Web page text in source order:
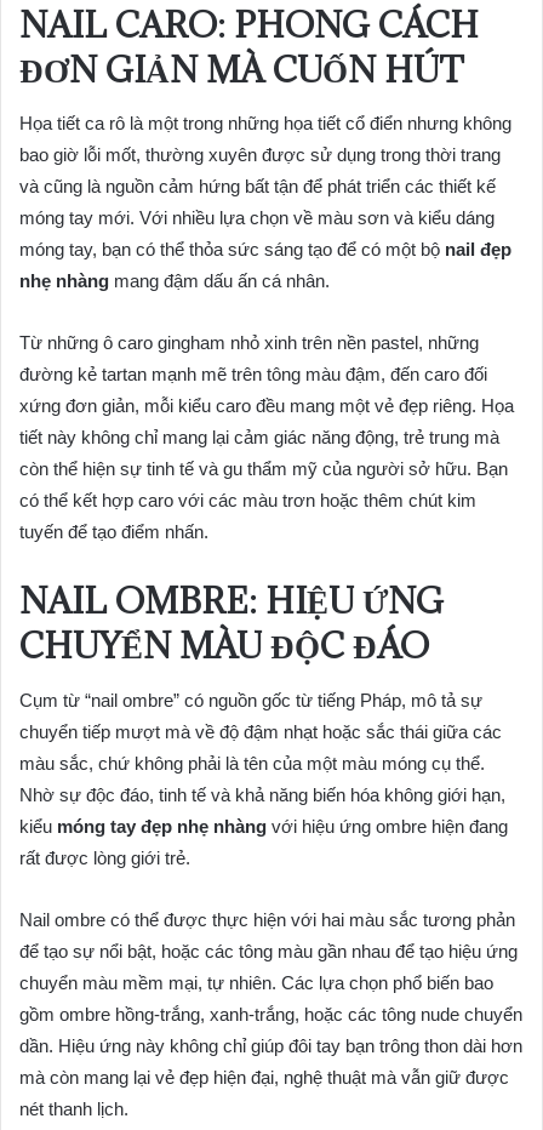
NAIL CARO: PHONG CÁCH
ĐƠN GIẢN MÀ CUỐN HÚT
Họa tiết ca rô là một trong những họa tiết cổ điển nhưng không
bao giờ lỗi mốt, thường xuyên được sử dụng trong thời trang
và cũng là nguồn cảm hứng bất tận để phát triển các thiết kế
móng tay mới. Với nhiều lựa chọn về màu sơn và kiểu dáng
móng tay, bạn có thể thỏa sức sáng tạo để có một bộ nail đẹp
nhẹ nhàng mang đậm dấu ấn cá nhân.
Từ những ô caro gingham nhỏ xinh trên nền pastel, những
đường kẻ tartan mạnh mẽ trên tông màu đậm, đến caro đối
xứng đơn giản, mỗi kiểu caro đều mang một vẻ đẹp riêng. Họa
tiết này không chỉ mang lại cảm giác năng động, trẻ trung mà
còn thể hiện sự tinh tế và gu thẩm mỹ của người sở hữu. Bạn
có thể kết hợp caro với các màu trơn hoặc thêm chút kim
tuyến để tạo điểm nhấn.
NAIL OMBRE: HIỆU ỨNG
CHUYỂN MÀU ĐỘC ĐÁO
Cụm từ “nail ombre” có nguồn gốc từ tiếng Pháp, mô tả sự
chuyển tiếp mượt mà về độ đậm nhạt hoặc sắc thái giữa các
màu sắc, chứ không phải là tên của một màu móng cụ thể.
Nhờ sự độc đáo, tinh tế và khả năng biến hóa không giới hạn,
kiểu móng tay đẹp nhẹ nhàng với hiệu ứng ombre hiện đang
rất được lòng giới trẻ.
Nail ombre có thể được thực hiện với hai màu sắc tương phản
để tạo sự nổi bật, hoặc các tông màu gần nhau để tạo hiệu ứng
chuyển màu mềm mại, tự nhiên. Các lựa chọn phổ biến bao
gồm ombre hồng-trắng, xanh-trắng, hoặc các tông nude chuyển
dần. Hiệu ứng này không chỉ giúp đôi tay bạn trông thon dài hơn
mà còn mang lại vẻ đẹp hiện đại, nghệ thuật mà vẫn giữ được
nét thanh lịch.